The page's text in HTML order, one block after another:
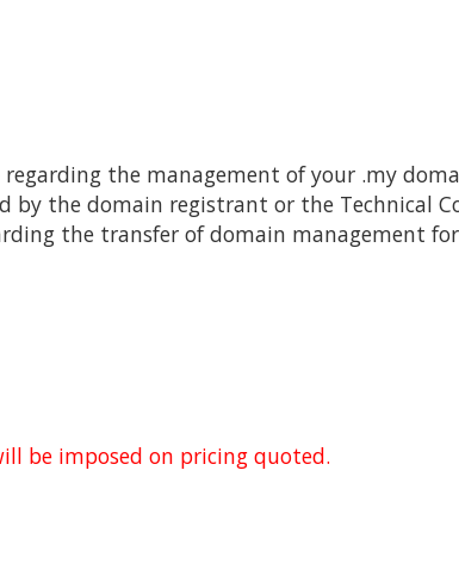
the management of your .my
by the domain registrant or the Technical
the transfer of domain management
be imposed on pricing quoted.